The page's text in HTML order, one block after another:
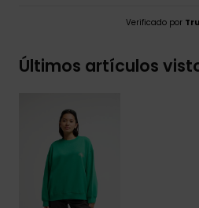
Verificado por
Últimos artículos